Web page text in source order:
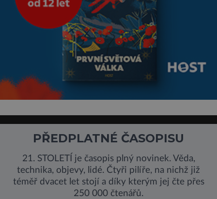
PŘEDPLATNÉ ČASOPISU
21. STOLETÍ je časopis plný novinek. Věda,
technika, objevy, lidé. Čtyři pilíře, na nichž již
téměř dvacet let stojí a díky kterým jej čte přes
250 000 čtenářů.